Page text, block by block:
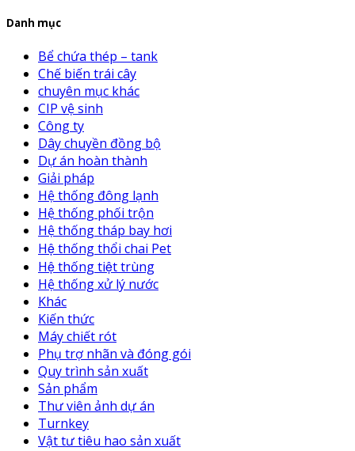
Danh mục
Bể chứa thép – tank
Chế biến trái cây
chuyên mục khác
CIP vệ sinh
Công ty
Dây chuyền đồng bộ
Dự án hoàn thành
Giải pháp
Hệ thống đông lạnh
Hệ thống phối trộn
Hệ thống tháp bay hơi
Hệ thống thổi chai Pet
Hệ thống tiệt trùng
Hệ thống xử lý nước
Khác
Kiến thức
Máy chiết rót
Phụ trợ nhãn và đóng gói
Quy trình sản xuất
Sản phẩm
Thư viên ảnh dự án
Turnkey
Vật tư tiêu hao sản xuất